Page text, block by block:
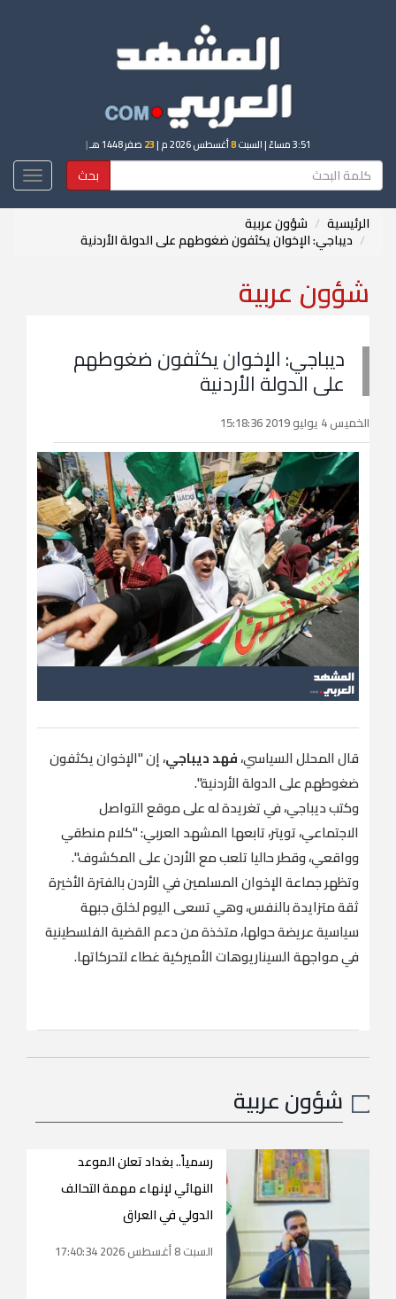
3:51 مساءً | السبت8أغسطس 2026 م | 23 صفر 1448 هـ |
بحث
الرئيسية شؤون عربية
ديباجي: الإخوان يكثفون ضغوطهم على الدولة الأردنية
شؤون عربية
ديباجي: الإخوان يكثفون ضغوطهم
على الدولة الأردنية
الخميس 4 يوليو 2019 15:18:36
قال المحلل السياسي،فهد ديباجي، إن "الإخوان يكثفون
ضغوطهم على الدولة الأردنية".
وكتب ديباجي، في تغريدة له على موقع التواصل
الاجتماعي، تويتر، تابعها المشهد العربي: "كلام منطقي
وواقعي، وقطر حاليا تلعب مع الأردن على المكشوف".
وتظهر جماعة الإخوان المسلمين في الأردن بالفترة الأخيرة
ثقة متزايدة بالنفس، وهي تسعى اليوم لخلق جبهة
سياسية عريضة حولها، متخذة من دعم القضية الفلسطينية
في مواجهة السيناريوهات الأميركية غطاء لتحركاتها.
شؤون عربية
رسمياً.. بغداد تعلن الموعد
النهائي لإنهاء مهمة التحالف
الدولي في العراق
السبت 8 أغسطس 2026 17:40:34